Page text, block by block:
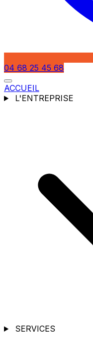
04 68 25 45 68
ACCUEIL
L'ENTREPRISE
SERVICES